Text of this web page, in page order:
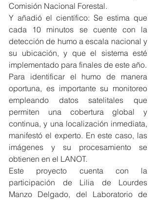
Comisión Nacional Forestal.
Y añadió el científico: Se estima que
cada 10 minutos se cuente con la
detección de humo a escala nacional y
su ubicación, y que el sistema esté
implementado para finales de este año.
Para identificar el humo de manera
oportuna, es importante su monitoreo
empleando datos satelitales que
permiten una cobertura global y
continua, y una localización inmediata,
manifestó el experto. En este caso, las
imágenes y su procesamiento se
obtienen en el LANOT.
Este proyecto cuenta con la
participación de Lilia de Lourdes
Manzo Delgado, del Laboratorio de